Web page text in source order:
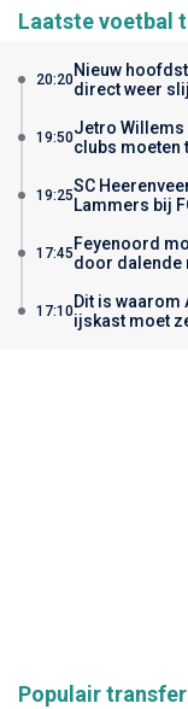
Laatste voetbal
20:20Nieuw
direct weer
19:50Jetro
clubs moeten
19:25SC
Lammers bij
17:45 Feyenoord
door dalende
17:10Dit is waarom
ijskast moet
Populair